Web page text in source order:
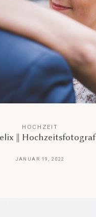
HOCHZEIT
||
JANUAR 19, 2022